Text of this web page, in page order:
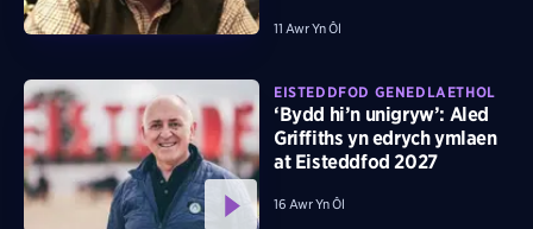
11 Awr Yn Ôl
EISTEDDFOD GENEDLAETHOL
‘Bydd hi’n unigryw’: Aled
Griffiths yn edrych ymlaen
at Eisteddfod 2027
16 Awr Yn Ôl